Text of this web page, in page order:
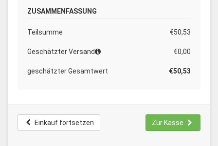
ZUSAMMENFASSUNG
Teilsumme €50,53
Geschätzter Versand €0,00
geschätzter Gesamtwert €50,53
Einkauf fortsetzen Zur Kasse